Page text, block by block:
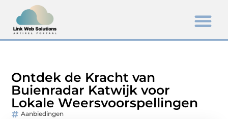
Ontdek de Kracht van
Buienradar Katwijk voor
Lokale Weersvoorspellingen
Aanbiedingen